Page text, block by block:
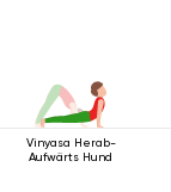
Vinyasa Herab-
Aufwärts Hund